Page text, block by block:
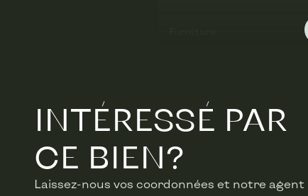
Living space
Building
INTÉRESSÉ PAR
CE BIEN?
Laissez-nous vos coordonnées et notre agent